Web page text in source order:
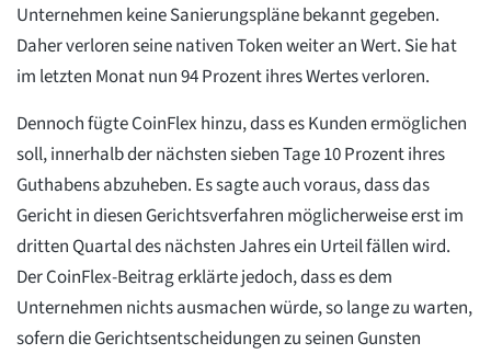
Unternehmen keine Sanierungspläne bekannt gegeben.
Daher verloren seine nativen Token weiter an Wert. Sie hat
im letzten Monat nun 94 Prozent ihres Wertes verloren.
Dennoch fügte CoinFlex hinzu, dass es Kunden ermöglichen
soll, innerhalb der nächsten sieben Tage 10 Prozent ihres
Guthabens abzuheben. Es sagte auch voraus, dass das
Gericht in diesen Gerichtsverfahren möglicherweise erst im
dritten Quartal des nächsten Jahres ein Urteil fällen wird.
Der CoinFlex-Beitrag erklärte jedoch, dass es dem
Unternehmen nichts ausmachen würde, so lange zu warten,
sofern die Gerichtsentscheidungen zu seinen Gunsten